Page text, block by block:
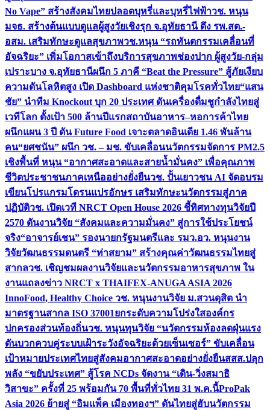
No Vape” สร้างสังคมไทยปลอดบุหรี่และบุหรี่ไฟฟ้าวช. หนุน
มจธ. สร้างต้นแบบดูแลผู้สูงวัยเชิงรุก จ.อุทัยธานี ดึง รพ.สต.-
อสม. เสริมทักษะดูแลสุขภาพวช.หนุน “รถทันตกรรมเคลื่อนที่
อัจฉริยะ” เพิ่มโอกาสเข้าถึงบริการสุขภาพช่องปาก ผู้สูงวัย-กลุ่ม
เปราะบาง จ.อุทัยธานีผนึก 5 ภาคี “Beat the Pressure” สู้ภัยเงียบ
ความดันโลหิตสูง เปิด Dashboard แห่งชาติคุมโรคทั่วไทย“แสน
ชัย” นำทีม Knockout บุก 20 ประเทศ ดันเครื่องดื่มชูกำลังไทยสู่
เวทีโลก ตั้งเป้า 500 ล้านปีแรกสถาบันอาหาร–หอการค้าไทย
ผนึกแผน 3 ปี ดัน Future Food เจาะตลาดอินเดีย 1.46 พันล้าน
คน“ยศชนัน” ผนึก วช. – มช. ขับเคลื่อนนวัตกรรมจัดการ PM2.5
เชิงพื้นที่ หนุน “อากาศสะอาดและสายน้ำมั่นคง” เพื่อคุณภาพ
ชีวิตประชาชนภาคเหนืออย่างยั่งยืนวช. ปั้นเยาวชน AI จัดอบรม
เขียนโปรแกรมโดรนแปรอักษร เสริมทักษะนวัตกรรมสู่ภาค
ปฏิบัติวช. เปิดเวที NRCT Open House 2026 ชี้ทิศทางทุนวิจัยปี
2570 ดันงานวิจัย “สังคมและความมั่นคง” สู่การใช้ประโยชน์
จริง“อาจารย์เชน” รองนายกรัฐมนตรีและ รมว.อว. หนุนงาน
วิจัยวัฒนธรรมดนตรี “ท่าสยาม” สร้างคุณค่าวัฒนธรรมไทยสู่
สากลวช. เชิญชมผลงานวิจัยและนวัตกรรมอาหารสุขภาพ ใน
งานแถลงข่าว NRCT x THAIFEX-ANUGA ASIA 2026
InnoFood, Healthy Choice วช. หนุนงานวิจัย ม.สวนดุสิต นำ
มาตรฐานสากล ISO 37001ยกระดับความโปร่งใสองค์กร
ปกครองส่วนท้องถิ่นวช. หนุนทุนวิจัย “นวัตกรรมห้องลดฝุ่นแรง
ดันบวกควบคู่ระบบเฝ้าระวังอัจฉริยะด้วยเซ็นเซอร์” ขับเคลื่อน
เป้าหมายประเทศไทยสู่สังคมอากาศสะอาดอย่างยั่งยืนสสส.ปลุก
พลัง “ขยับประเทศ” สู้โรค NCDs จัดงาน “เดิน-วิ่งสมาธิ
วิสาขะ” ครั้งที่ 25 พร้อมกัน 70 พื้นที่ทั่วไทย 31 พ.ค.นี้ProPak
Asia 2026 ย้ายสู่ “อิมแพ็ค เมืองทองฯ” ดันไทยสู่ฮับนวัตกรรม